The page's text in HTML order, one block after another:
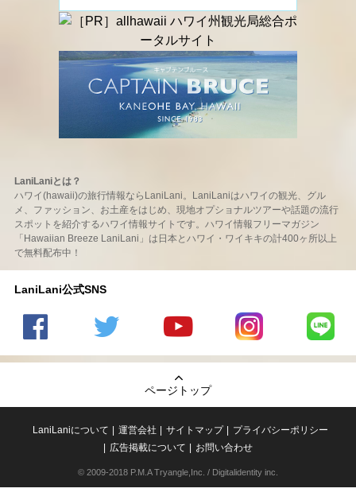
LaniLaniとは？
ハワイ(hawaii)の旅行情報ならLaniLani。LaniLaniはハワイの観光、グル
メ、ファッション、お土産をはじめ、現地オプショナルツアーや話題の流行
スポットを紹介するハワイ情報サイトです。ハワイ情報フリーマガジン
「Hawaiian Breeze LaniLani」は日本とハワイ・ワイキキの計400ヶ所以上
で無料配布中！
LaniLani公式SNS
の
のtwitter
の
Youtube
チャンネ
LaniLani
LaniLani
ページトップ
LaniLaniについて 運営会社 サイトマップ
プライバシーポリシー
広告掲載について
お問い合わせ
© 2009-2018 P.M.A Tryangle,Inc. / Digitalidentity inc.